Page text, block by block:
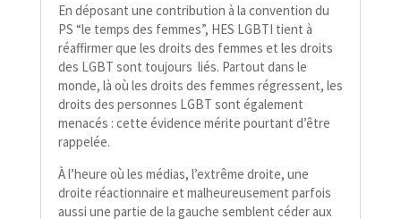
En déposant une contribution à la convention du
PS “le temps des femmes”, HES LGBTI tient à
réaffirmer que les droits des femmes et les droits
des LGBT sont toujours liés. Partout dans le
monde, là où les droits des femmes régressent, les
droits des personnes LGBT sont également
menacés : cette évidence mérite pourtant d’être
rappelée.
À l’heure où les médias, l’extrême droite, une
droite réactionnaire et malheureusement parfois
aussi une partie de la gauche semblent céder aux